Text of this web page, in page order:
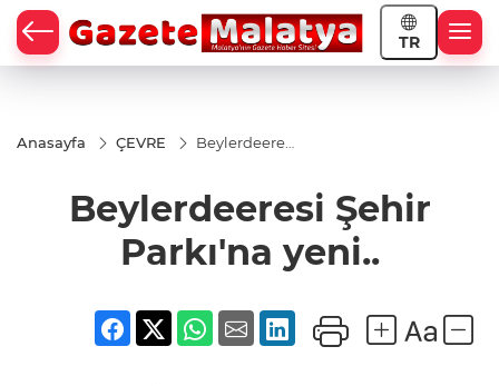
TR
Anasayfa ÇEVRE
Beylerdeeresi
yeni..
Beylerdeeresi Şehir
Parkı'na yeni..